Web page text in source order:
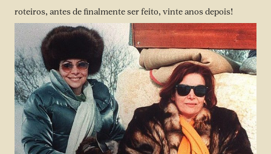
roteiros, antes de finalmente ser feito, vinte anos depois!